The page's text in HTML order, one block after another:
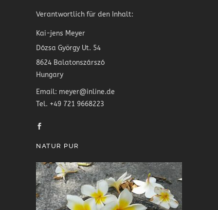
Verantwortlich für den Inhalt:
Kai-jens Meyer
Dózsa György Ut. 54
8624 Balatonszárszó
Hungary
Email: meyer@inline.de
Tel. +49 721 9668223
NATUR PUR